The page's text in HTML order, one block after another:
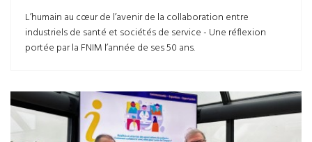
L’humain au cœur de l’avenir de la collaboration entre
industriels de santé et sociétés de service - Une réflexion
portée par la FNIM l’année de ses 50 ans.